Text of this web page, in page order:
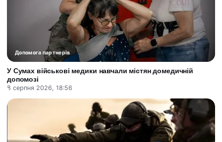
Допомога партнерів
У Сумах військові медики навчали містян домедичній
допомозі
8 серпня 2026, 18:56